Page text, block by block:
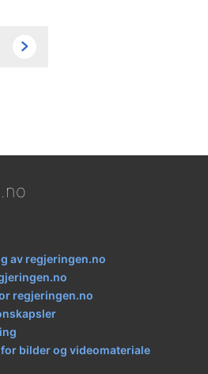
av regjeringen.no
regjeringen.no
bilder og videomateriale